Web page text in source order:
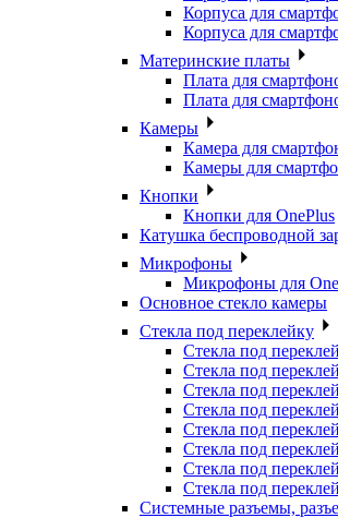
Корпуса для
Корпуса для
Материнские платы
Плата для
Плата для
Камеры
Камера для
Камеры для
Кнопки
Кнопки для OnePlus
Катушка беспроводной
Микрофоны
Микрофоны для
Основное стекло камеры
Стекла под переклейку
Стекла под
Стекла под
Стекла под
Стекла под
Стекла под
Стекла под
Стекла под
Стекла под
Системные разъемы,